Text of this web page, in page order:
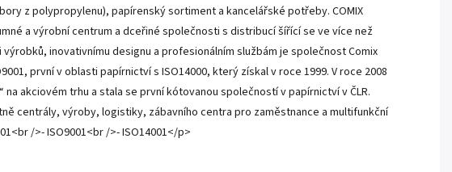
z polypropylenu), papírenský sortiment a kancelářské potřeby. COMIX
a výrobní centrum a dceřiné společnosti s distribucí šířící se ve více než
inovativnímu designu a profesionálním službám je společnost Comix
první v oblasti papírnictví s ISO14000, který získal v roce 1999. V roce 2008
na akciovém trhu a stala se první kótovanou společností v papírnictví v ČLR.
centrály, výroby, logistiky, zábavního centra pro zaměstnance a multifunkční
/>- ISO9001<br />- ISO14001</p>